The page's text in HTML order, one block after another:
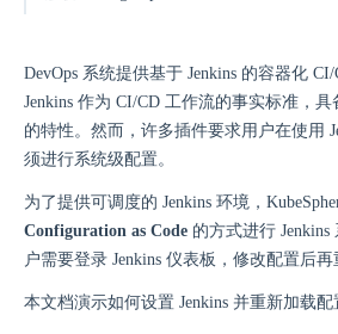
DevOps 系统提供基于 Jenkins 的容器化 CI/
Jenkins 作为 CI/CD 工作流的事实标准，
的特性。然而，许多插件要求用户在使用
须进行系统级配置。
为了提供可调度的 Jenkins 环境，
Configuration as Code 的方式进行 Jenkins
户需要登录 Jenkins 仪表板，修改配置后再
本文档演示如何设置 Jenkins 并重新加载配